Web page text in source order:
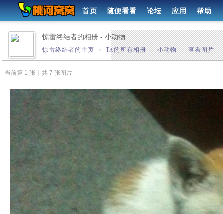
首页 随便看看 论坛 应用 帮助
惊雷终结者的相册 - 小动物
惊雷终结者的主页 » TA的所有相册 » 小动物 » 查看图片
当前第 1 张 共 7 张图片